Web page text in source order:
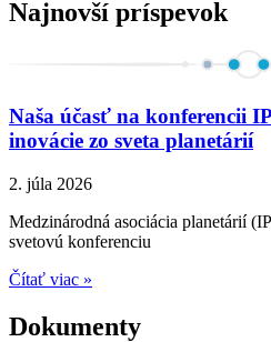
Najnovší príspevok
Naša účasť na konferencii
inovácie zo sveta planetárií
2. júla 2026
Medzinárodná asociácia planetárií
svetovú konferenciu
Čítať viac »
Dokumenty